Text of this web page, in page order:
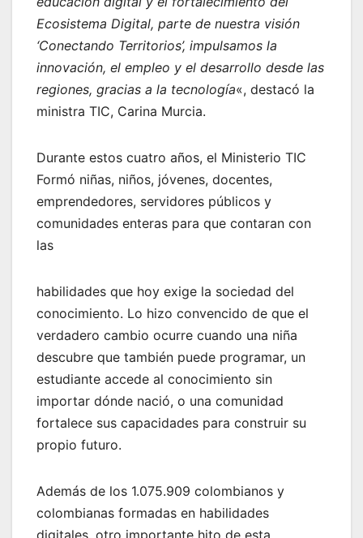
Ecosistema Digital, parte de nuestra visión
‘Conectando Territorios’, impulsamos la
innovación, el empleo y el desarrollo desde las
regiones, gracias a la tecnología«, destacó la
ministra TIC, Carina Murcia.
Durante estos cuatro años, el Ministerio TIC
Formó niñas, niños, jóvenes, docentes,
emprendedores, servidores públicos y
comunidades enteras para que contaran con
las
habilidades que hoy exige la sociedad del
conocimiento. Lo hizo convencido de que el
verdadero cambio ocurre cuando una niña
descubre que también puede programar, un
estudiante accede al conocimiento sin
importar dónde nació, o una comunidad
fortalece sus capacidades para construir su
propio futuro.
Además de los 1.075.909 colombianos y
colombianas formadas en habilidades
digitales, otro importante hito de esta